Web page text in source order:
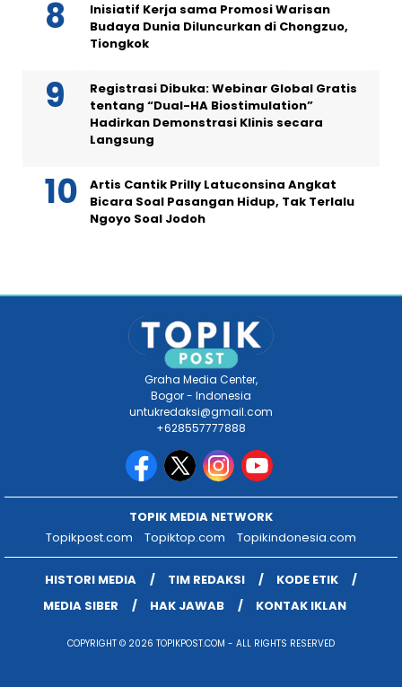
Inisiatif Kerja sama Promosi Warisan
Budaya Dunia Diluncurkan di Chongzuo,
Tiongkok
Registrasi Dibuka: Webinar Global Gratis
tentang “Dual-HA Biostimulation”
Hadirkan Demonstrasi Klinis secara
Langsung
Artis Cantik Prilly Latuconsina Angkat
Bicara Soal Pasangan Hidup, Tak Terlalu
Ngoyo Soal Jodoh
Graha Media Center,
Bogor - Indonesia
untukredaksi@gmail.com
+628557777888
TOPIK MEDIA NETWORK
Topikpost.com
Topiktop.com Topikindonesia.com
HISTORI MEDIA TIM REDAKSI
KODE ETIK
MEDIA SIBER
HAK JAWAB KONTAK IKLAN
COPYRIGHT © 2026 TOPIKPOST.COM - ALL RIGHTS RESERVED